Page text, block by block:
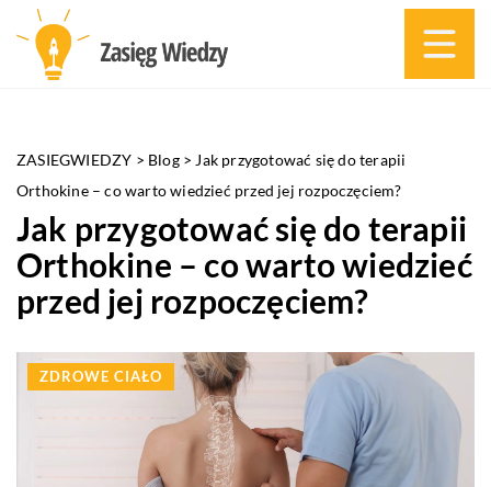
ZASIEGWIEDZY > Blog> Jak przygotować się do terapii
Orthokine – co warto wiedzieć przed jej rozpoczęciem?
Jak przygotować się do terapii
Orthokine – co warto wiedzieć
przed jej rozpoczęciem?
ZDROWE CIAŁO